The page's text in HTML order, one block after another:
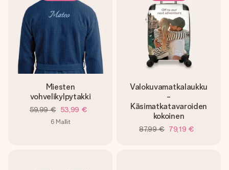
Miesten
vohvelikylpytakki
59,99 € 53,99 €
6 Mallit
Valokuvamatkalaukku
-
Käsimatkatavaroiden
kokoinen
87,99 € 79,19 €